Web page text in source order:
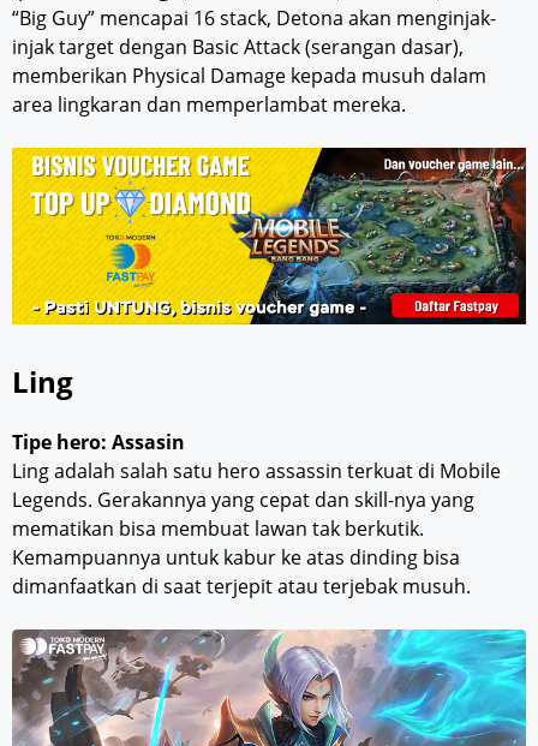
“Big Guy” mencapai 16 stack, Detona akan menginjak-
injak target dengan Basic Attack (serangan dasar),
memberikan Physical Damage kepada musuh dalam
area lingkaran dan memperlambat mereka.
Ling
Tipe hero: Assasin
Ling adalah salah satu hero assassin terkuat di Mobile
Legends. Gerakannya yang cepat dan skill-nya yang
mematikan bisa membuat lawan tak berkutik.
Kemampuannya untuk kabur ke atas dinding bisa
dimanfaatkan di saat terjepit atau terjebak musuh.